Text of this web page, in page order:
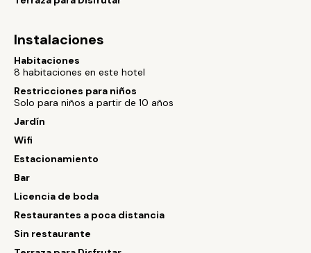
Instalaciones
Habitaciones
8 habitaciones en este hotel
Restricciones para niños
Solo para niños a partir de 10 años
Jardín
Wifi
Estacionamiento
Bar
Licencia de boda
Restaurantes a poca distancia
Sin restaurante